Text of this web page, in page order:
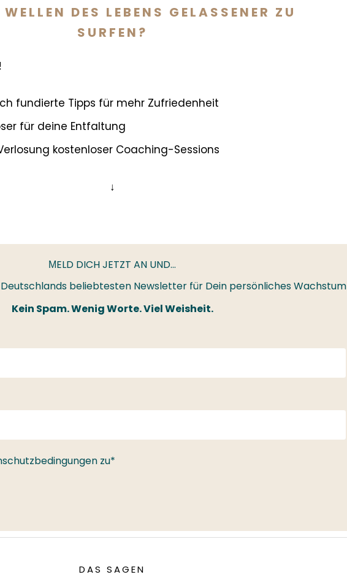
DES LEBENS GELASSENER ZU
SURFEN?
fundierte Tipps für mehr Zufriedenheit
für deine Entfaltung
kostenloser Coaching-Sessions
↓
MELD DICH JETZT AN UND...
beliebtesten Newsletter für Dein persönliches Wachstum
Kein Spam. Wenig Worte. Viel Weisheit.
zu*
DAS SAGEN